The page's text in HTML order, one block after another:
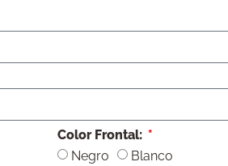
Color Frontal:
Negro
Blanco